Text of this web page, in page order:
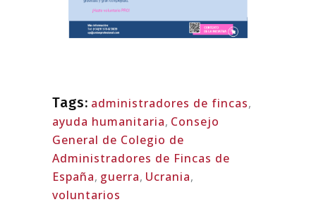
Tags: administradores de fincas,
ayuda humanitaria, Consejo
General de Colegio de
Administradores de Fincas de
España, guerra, Ucrania,
voluntarios